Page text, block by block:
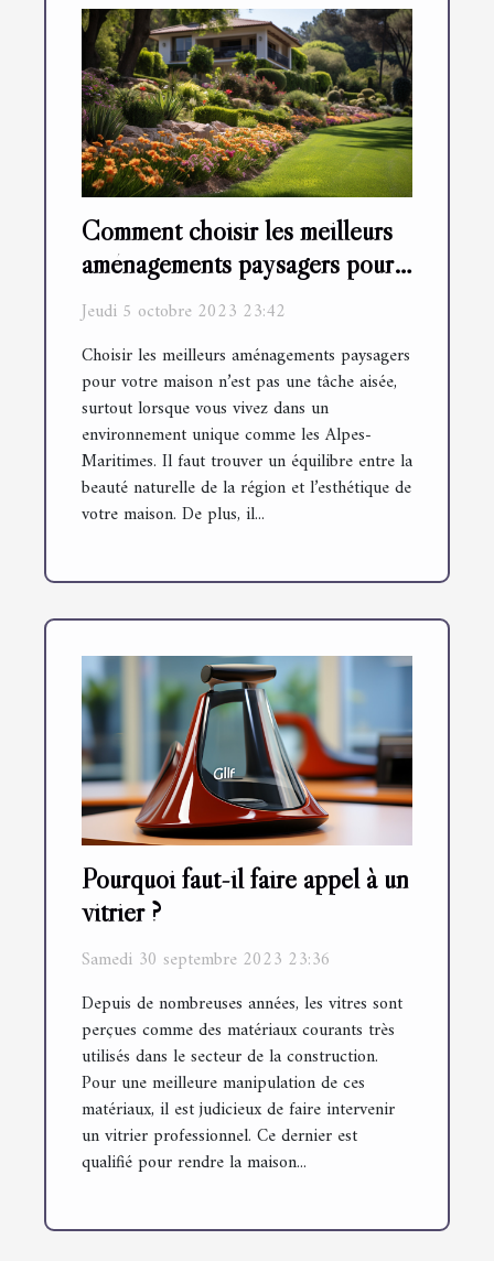
Comment choisir les meilleurs
aménagements paysagers pour
votre maison dans les Alpes-
Maritimes
Jeudi 5 octobre 2023 23:42
Choisir les meilleurs aménagements paysagers
pour votre maison n’est pas une tâche aisée,
surtout lorsque vous vivez dans un
environnement unique comme les Alpes-
Maritimes. Il faut trouver un équilibre entre la
beauté naturelle de la région et l’esthétique de
votre maison. De plus, il...
Pourquoi faut-il faire appel à un
vitrier ?
Samedi 30 septembre 2023 23:36
Depuis de nombreuses années, les vitres sont
perçues comme des matériaux courants très
utilisés dans le secteur de la construction.
Pour une meilleure manipulation de ces
matériaux, il est judicieux de faire intervenir
un vitrier professionnel. Ce dernier est
qualifié pour rendre la maison...